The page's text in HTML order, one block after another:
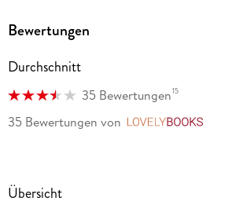
amerikanischen Englisch und dem
und Autoren gehören unter anderem John
Bewertungen
Durchschnitt
35 Bewertungen15
35 Bewertungen von
Übersicht